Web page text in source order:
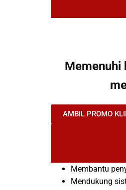
Memenuhi
AMBIL PROMO
Membantu
Mendukung